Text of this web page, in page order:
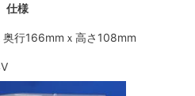
仕様
行166mmｘ高さ108mm